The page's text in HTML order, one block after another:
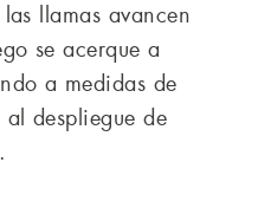
llamas avancen
se acerque a
a medidas de
despliegue de